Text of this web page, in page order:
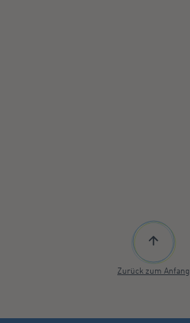
Zurück zum Anfang